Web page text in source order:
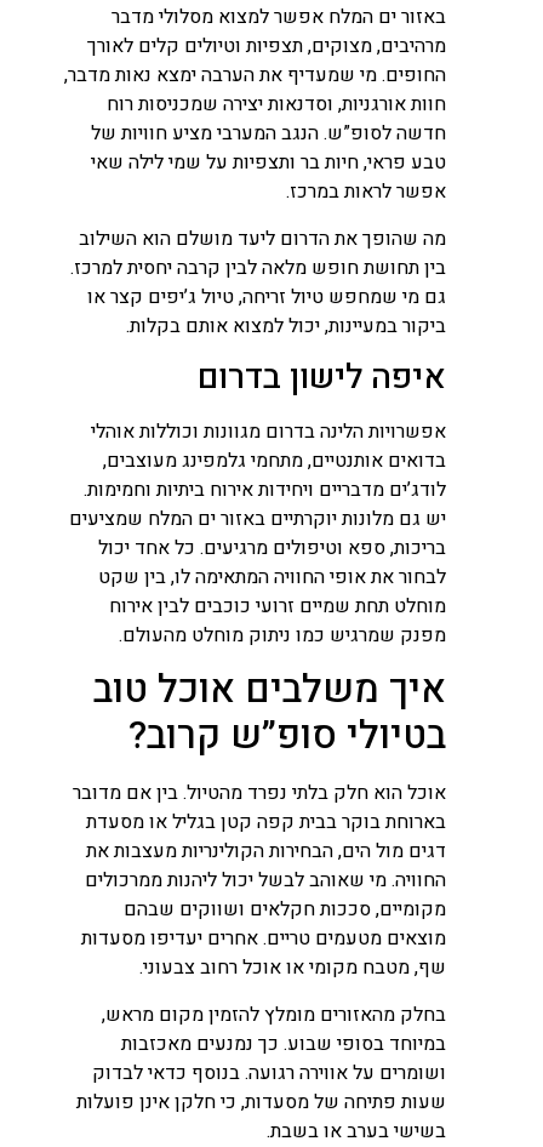
באזור ים המלח אפשר למצוא מסלולי מדבר
מרהיבים, מצוקים, תצפיות וטיולים קלים לאורך
החופים. מי שמעדיף את הערבה ימצא נאות מדבר,
חוות אורגניות, וסדנאות יצירה שמכניסות רוח
חדשה לסופ”ש. הנגב המערבי מציע חוויות של
טבע פראי, חיות בר ותצפיות על שמי לילה שאי
אפשר לראות במרכז.
מה שהופך את הדרום ליעד מושלם הוא השילוב
בין תחושת חופש מלאה לבין קרבה יחסית למרכז.
גם מי שמחפש טיול זריחה, טיול ג’יפים קצר או
ביקור במעיינות, יכול למצוא אותם בקלות.
איפה לישון בדרום
אפשרויות הלינה בדרום מגוונות וכוללות אוהלי
בדואים אותנטיים, מתחמי גלמפינג מעוצבים,
לודג’ים מדבריים ויחידות אירוח ביתיות וחמימות.
יש גם מלונות יוקרתיים באזור ים המלח שמציעים
בריכות, ספא וטיפולים מרגיעים. כל אחד יכול
לבחור את אופי החוויה המתאימה לו, בין שקט
מוחלט תחת שמיים זרועי כוכבים לבין אירוח
מפנק שמרגיש כמו ניתוק מוחלט מהעולם.
איך משלבים אוכל טוב
בטיולי סופ”ש קרוב?
אוכל הוא חלק בלתי נפרד מהטיול. בין אם מדובר
בארוחת בוקר בבית קפה קטן בגליל או מסעדת
דגים מול הים, הבחירות הקולינריות מעצבות את
החוויה. מי שאוהב לבשל יכול ליהנות ממרכולים
מקומיים, סככות חקלאים ושווקים שבהם
מוצאים מטעמים טריים. אחרים יעדיפו מסעדות
שף, מטבח מקומי או אוכל רחוב צבעוני.
בחלק מהאזורים מומלץ להזמין מקום מראש,
במיוחד בסופי שבוע. כך נמנעים מאכזבות
ושומרים על אווירה רגועה. בנוסף כדאי לבדוק
שעות פתיחה של מסעדות, כי חלקן אינן פועלות
בשישי בערב או בשבת.